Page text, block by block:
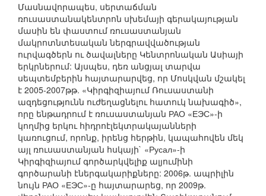
Մասնավորապես, սերտաճման
ռուսաստանակենտրոն սխեմայի գերակայության
մասին են փաստում ռուսաստանյան
մակրոտնտեսական ներգրավվածության
ուրվագծերն ու ծավալները Կենտրոնական Ասիայի
երկրներում: Այսպես, դեռ անցյալ տարվա
սեպտեմբերին հայտարարվեց, որ Մոսկվան մշակել
է 2005-2007թթ. «Կիրգիզիայում Ռուսաստանի
ազդեցությունն ուժեղացնելու հատուկ նախագիծ»,
որը ենթադրում է ռուսաստանյան РАО «ЕЭС»-ի
կողմից երկու հիդրոէլեկտրակայանների
կառուցում, որոնք, իրենց հերթին, կապահովեն մեկ
այլ ռուսաստանյան հսկայի` «Русал»-ի
Կիրգիզիայում գործարկվելիք ալյումինի
գործարանի էներգակարիքները: 2006թ. ապրիլին
նույն РАО «ЕЭС»-ը հայտարարեց, որ 2009թ.